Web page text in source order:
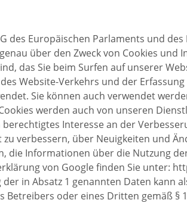
des Europäischen Parlaments und
über den Zweck von Cookies
das Sie beim Surfen auf unserer
Website-Verkehrs und der
Sie können auch verwendet
werden auch von unseren
Interesse an der
verbessern, über Neuigkeiten und
die Informationen über die Nutzung
von Google finden Sie unter:
der in Absatz 1 genannten Daten kann
Betreibers oder eines Dritten gemäß §